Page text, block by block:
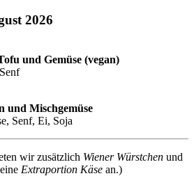
2026
und Gemüse (vegan)
und Mischgemüse
Senf, Ei, Soja
wir zusätzlich Wiener Würstchen und
Extraportion Käse an.)